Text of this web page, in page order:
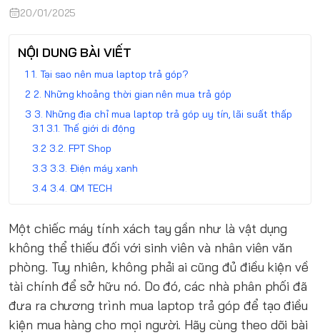
20/01/2025
NỘI DUNG BÀI VIẾT
1. Tại sao nên mua laptop trả góp?
2. Những khoảng thời gian nên mua trả góp
3. Những địa chỉ mua laptop trả góp uy tín, lãi suất thấp
3.1. Thế giới di động
3.2. FPT Shop
3.3. Điện máy xanh
3.4. QM TECH
Một chiếc máy tính xách tay gần như là vật dụng
không thể thiếu đối với sinh viên và nhân viên văn
phòng. Tuy nhiên, không phải ai cũng đủ điều kiện về
tài chính để sở hữu nó. Do đó, các nhà phân phối đã
đưa ra chương trình mua laptop trả góp để tạo điều
kiện mua hàng cho mọi người. Hãy cùng theo dõi bài